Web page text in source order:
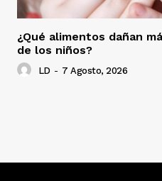
¿Qué alimentos dañan
de los niños?
LD - 7 Agosto, 2026